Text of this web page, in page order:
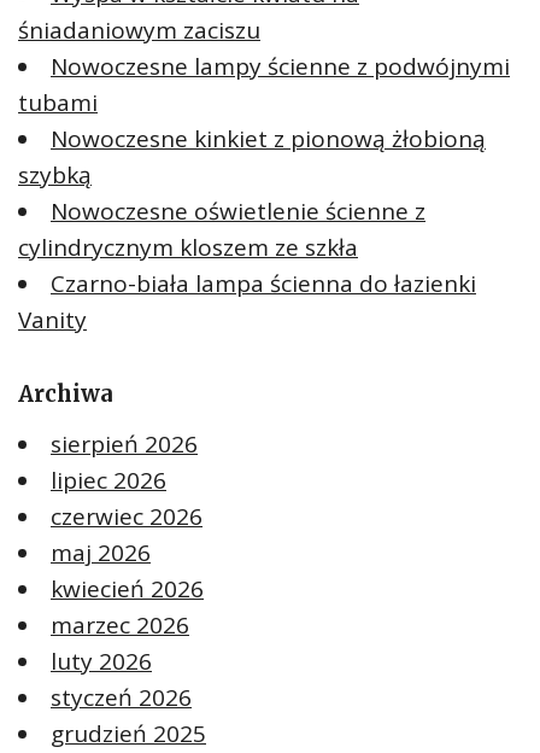
śniadaniowym zaciszu
Nowoczesne lampy ścienne z podwójnymi
tubami
Nowoczesne kinkiet z pionową żłobioną
szybką
Nowoczesne oświetlenie ścienne z
cylindrycznym kloszem ze szkła
Czarno-biała lampa ścienna do łazienki
Vanity
Archiwa
sierpień 2026
lipiec 2026
czerwiec 2026
maj 2026
kwiecień 2026
marzec 2026
luty 2026
styczeń 2026
grudzień 2025